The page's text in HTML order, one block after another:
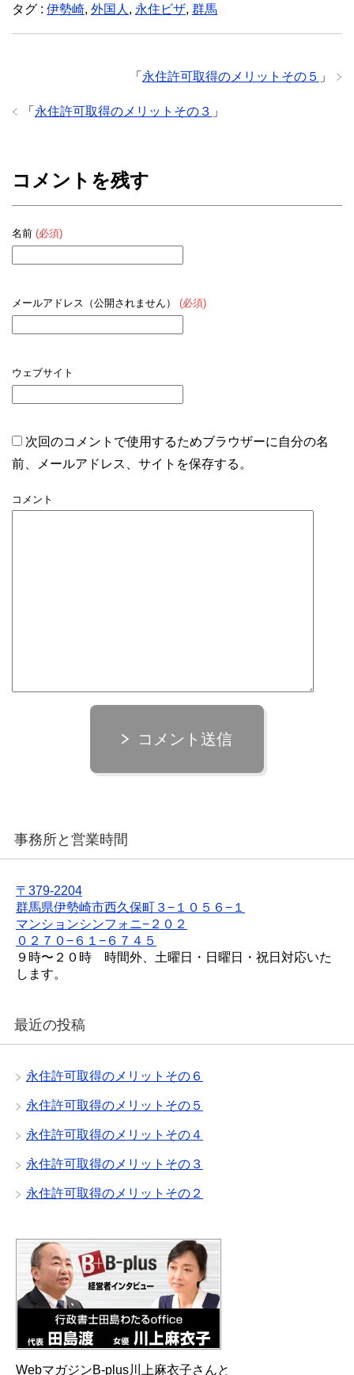
タグ : 伊勢崎, 外国人 , 永住ビザ, 群馬
「 永住許可取得のメリットその５ 」
「 永住許可取得のメリットその３ 」
コメントを残す
名前 (必須)
メールアドレス（公開されません） (必須)
ウェブサイト
次回のコメントで使用するためブラウザーに自分の名
前、メールアドレス、サイトを保存する。
コメント
コメント送信
事務所と営業時間
〒379-2204
群馬県伊勢崎市西久保町３−１０５６−１
マンションシンフォニ−２０２
０２７０−６１−６７４５
９時〜２０時 時間外、土曜日・日曜日・祝日対応いた
します。
最近の投稿
永住許可取得のメリットその６
永住許可取得のメリットその５
永住許可取得のメリットその４
永住許可取得のメリットその３
永住許可取得のメリットその２
WebマガジンB-plus川上麻衣子さんと